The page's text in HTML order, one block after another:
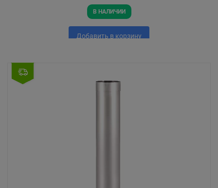
В НАЛИЧИИ
Добавить в корзину